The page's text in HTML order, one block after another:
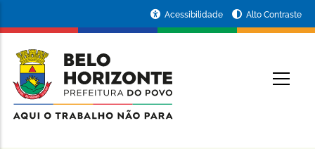
conteúdo
principal
da
Prefeitura
de
Acessibilidade Alto Contraste